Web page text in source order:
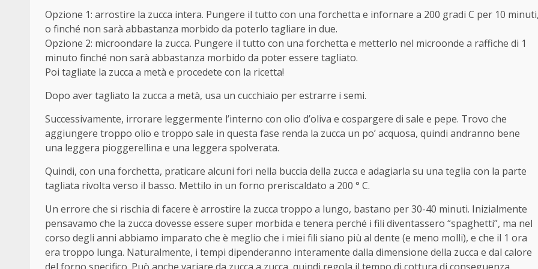
Opzione 1: arrostire la zucca intera. Pungere il tutto con una forchetta e infornare a 200 gradi C per 10
o finché non sarà abbastanza morbido da poterlo tagliare in due.
Opzione 2: microondare la zucca. Pungere il tutto con una forchetta e metterlo nel microonde a raffiche di 1
minuto finché non sarà abbastanza morbido da poter essere tagliato.
Poi tagliate la zucca a metà e procedete con la ricetta!
Dopo aver tagliato la zucca a metà, usa un cucchiaio per estrarre i semi.
Successivamente, irrorare leggermente l’interno con olio d’oliva e cospargere di sale e pepe. Trovo che
aggiungere troppo olio e troppo sale in questa fase renda la zucca un po’ acquosa, quindi andranno bene
una leggera pioggerellina e una leggera spolverata.
Quindi, con una forchetta, praticare alcuni fori nella buccia della zucca e adagiarla su una teglia con la parte
tagliata rivolta verso il basso. Mettilo in un forno preriscaldato a 200 ° C.
Un errore che si rischia di facere è arrostire la zucca troppo a lungo, bastano per 30-40 minuti. Inizialmente
pensavamo che la zucca dovesse essere super morbida e tenera perché i fili diventassero “spaghetti”, ma nel
corso degli anni abbiamo imparato che è meglio che i miei fili siano più al dente (e meno molli), e che il 1 ora
era troppo lunga. Naturalmente, i tempi dipenderanno interamente dalla dimensione della zucca e dal calore
del forno specifico. Può anche variare da zucca a zucca, quindi regola il tempo di cottura di conseguenza.